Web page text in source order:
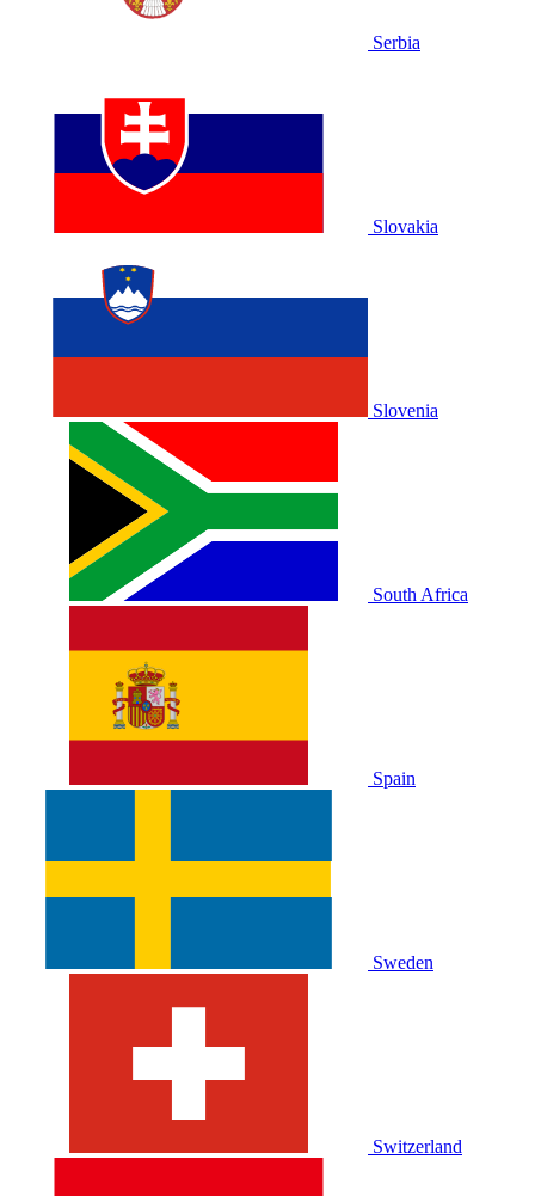
Serbia
Slovakia
Slovenia
South Africa
Spain
Sweden
Switzerland